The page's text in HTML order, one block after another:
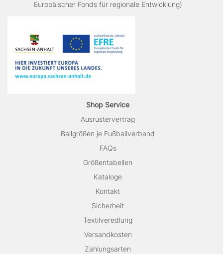
Europäischer Fonds für regionale Entwicklung)
Shop Service
Ausrüstervertrag
Ballgrößen je Fußballverband
FAQs
Größentabellen
Kataloge
Kontakt
Sicherheit
Textilveredlung
Versandkosten
Zahlungsarten